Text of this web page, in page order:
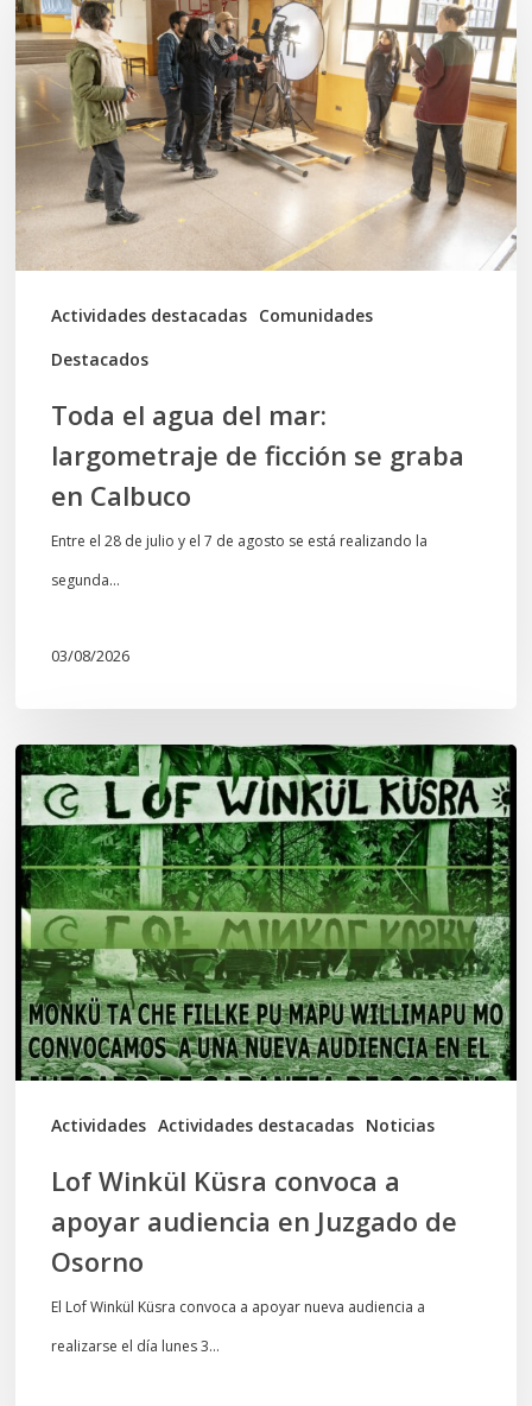
Actividades destacadas Comunidades
Destacados
agua
del
mar:
largometraje
de
ficción
se
graba
Toda el agua del mar:
largometraje de ficción se graba
en Calbuco
Entre el 28 de julio y el 7 de agosto se está realizando la
segunda…
03/08/2026
Actividades Actividades destacadas Noticias
Lof
Winkül
Küsra
convoca
a
apoyar
audiencia
en
Juzgado
Lof Winkül Küsra convoca a
apoyar audiencia en Juzgado de
Osorno
El Lof Winkül Küsra convoca a apoyar nueva audiencia a
realizarse el día lunes 3…